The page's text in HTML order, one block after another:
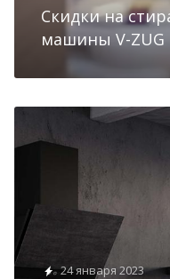
Скидки на
машины V-ZUG
24 января 2023